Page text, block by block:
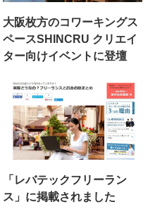
大阪枚方のコワーキングス
ペースSHINCRU クリエイ
ター向けイベントに登壇
「レバテックフリーラン
ス」に掲載されました